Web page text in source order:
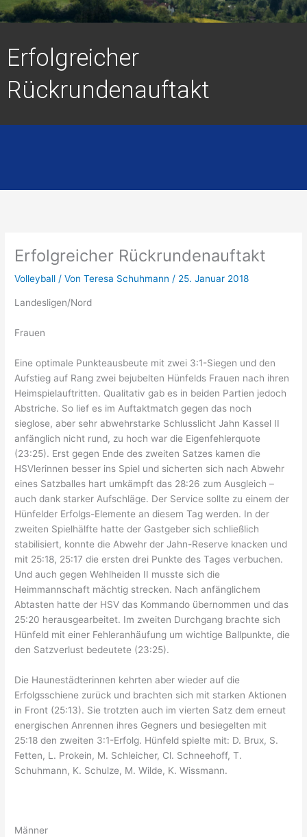
Erfolgreicher
Rückrundenauftakt
Erfolgreicher Rückrundenauftakt
Volleyball / VonTeresa Schuhmann/ 25. Januar 2018
Landesligen/Nord
Frauen
Eine optimale Punkteausbeute mit zwei 3:1-Siegen und den
Aufstieg auf Rang zwei bejubelten Hünfelds Frauen nach ihren
Heimspielauftritten. Qualitativ gab es in beiden Partien jedoch
Abstriche. So lief es im Auftaktmatch gegen das noch
sieglose, aber sehr abwehrstarke Schlusslicht Jahn Kassel II
anfänglich nicht rund, zu hoch war die Eigenfehlerquote
(23:25). Erst gegen Ende des zweiten Satzes kamen die
HSVlerinnen besser ins Spiel und sicherten sich nach Abwehr
eines Satzballes hart umkämpft das 28:26 zum Ausgleich –
auch dank starker Aufschläge. Der Service sollte zu einem der
Hünfelder Erfolgs-Elemente an diesem Tag werden. In der
zweiten Spielhälfte hatte der Gastgeber sich schließlich
stabilisiert, konnte die Abwehr der Jahn-Reserve knacken und
mit 25:18, 25:17 die ersten drei Punkte des Tages verbuchen.
Und auch gegen Wehlheiden II musste sich die
Heimmannschaft mächtig strecken. Nach anfänglichem
Abtasten hatte der HSV das Kommando übernommen und das
25:20 herausgearbeitet. Im zweiten Durchgang brachte sich
Hünfeld mit einer Fehleranhäufung um wichtige Ballpunkte, die
den Satzverlust bedeutete (23:25).
Die Haunestädterinnen kehrten aber wieder auf die
Erfolgsschiene zurück und brachten sich mit starken Aktionen
in Front (25:13). Sie trotzten auch im vierten Satz dem erneut
energischen Anrennen ihres Gegners und besiegelten mit
25:18 den zweiten 3:1-Erfolg. Hünfeld spielte mit: D. Brux, S.
Fetten, L. Prokein, M. Schleicher, Cl. Schneehoff, T.
Schuhmann, K. Schulze, M. Wilde, K. Wissmann.
Männer